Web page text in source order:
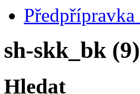
sh-skk_bk
Hledat